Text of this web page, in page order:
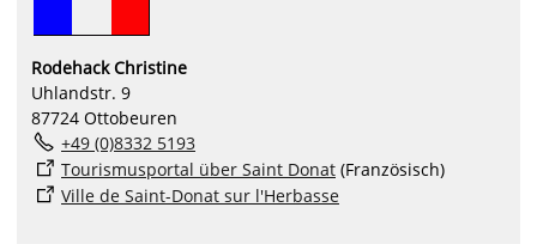
Rodehack Christine
Uhlandstr. 9
87724 Ottobeuren
+49 (0)8332 5193
Tourismusportal über Saint Donat (Französisch)
Ville de Saint-Donat sur l'Herbasse